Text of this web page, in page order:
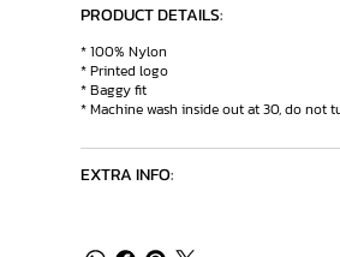
PRODUCT DETAILS:
* 100% Nylon
* Printed logo
* Baggy fit
* Machine wash inside out at 30, do not
EXTRA INFO: